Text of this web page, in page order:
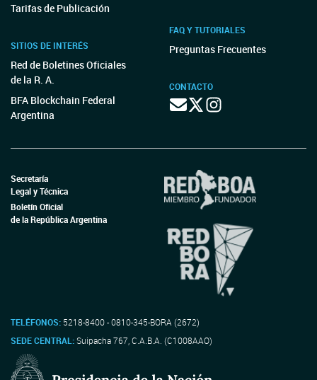
Tarifas de Publicación
SITIOS DE INTERÉS
Red de Boletines Oficiales
de la R. A.
BFA Blockchain Federal
Argentina
FAQ Y TUTORIALES
Preguntas Frecuentes
CONTACTO
Secretaría
Legal y Técnica
Boletín Oficial
de la República Argentina
TELÉFONOS: 5218-8400 - 0810-345-BORA (2672)
SEDE CENTRAL:Suipacha 767, C.A.B.A. (C1008AAO)